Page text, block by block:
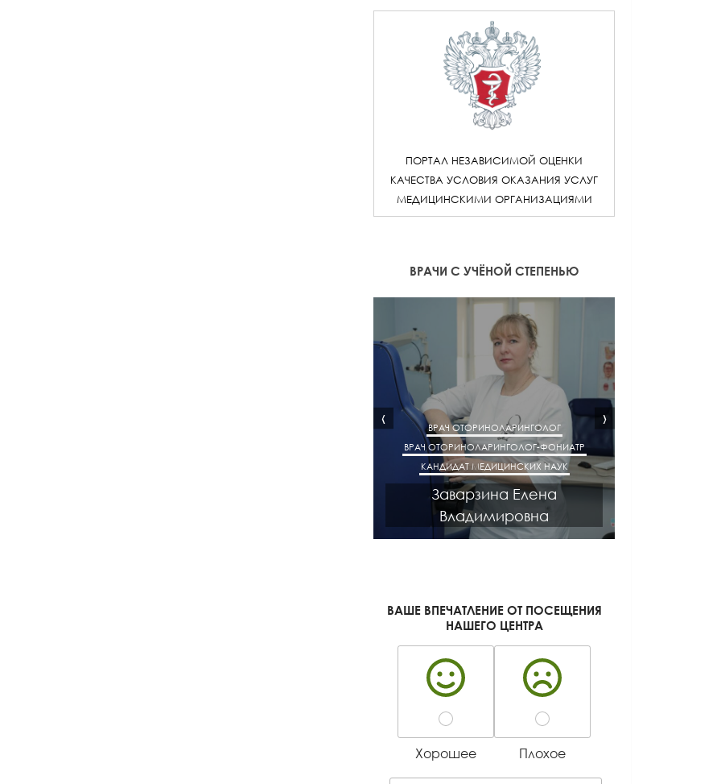
ПОРТАЛ НЕЗАВИСИМОЙ ОЦЕНКИ
КАЧЕСТВА УСЛОВИЯ ОКАЗАНИЯ УСЛУГ
МЕДИЦИНСКИМИ ОРГАНИЗАЦИЯМИ
ВРАЧИ С УЧЁНОЙ СТЕПЕНЬЮ
ВРАЧ ОТОРИНОЛАРИНГОЛОГ
ВРАЧ ОТОРИНОЛАРИНГОЛОГ-ФОНИАТР
КАНДИДАТ МЕДИЦИНСКИХ НАУК
Заварзина Елена
Владимировна
‹ ›
ВАШЕ ВПЕЧАТЛЕНИЕ ОТ ПОСЕЩЕНИЯ
НАШЕГО ЦЕНТРА
Хорошее Плохое